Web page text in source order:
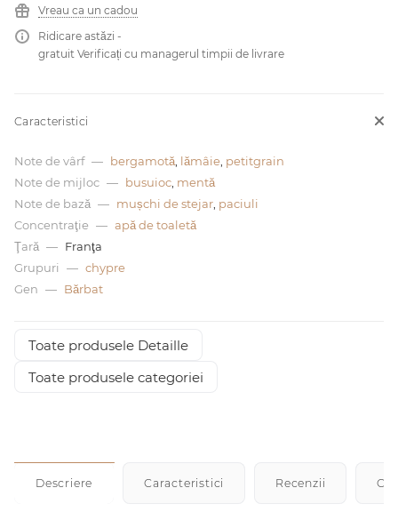
de lei
Vreau ca un cadou
Ridicare astăzi -
gratuit Verificați cu managerul timpii de livrare
Caracteristici
Note de vârf — bergamotă lămâie petitgrain
Note de mijloc — busuioc mentă
Note de bază — mușchi de stejar paciuli
Concentraţie — apă de toaletă
Ţară — Franţa
Grupuri
— chypre
Gen — Bărbat
Toate produsele Detaille
Toate produsele categoriei
Descriere Caracteristici Recenzii